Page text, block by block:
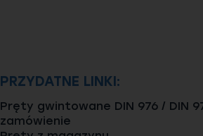
PRZYDATNE LINKI:
Pręty gwintowane DIN 976 / DIN
zamówienie